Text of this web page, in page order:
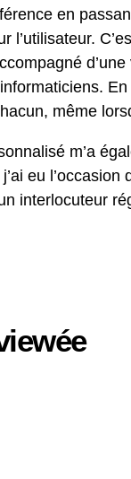
en
l’utilisateur.
même
m’a
eu l’occasion
interlocuteur